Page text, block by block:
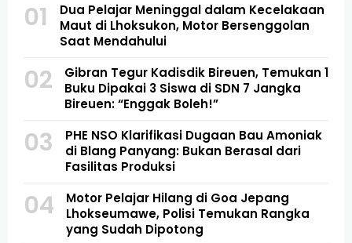
01
Dua Pelajar Meninggal dalam Kecelakaan
Maut di Lhoksukon, Motor Bersenggolan
Saat Mendahului
02
Gibran Tegur Kadisdik Bireuen, Temukan 1
Buku Dipakai 3 Siswa di SDN 7 Jangka
Bireuen: “Enggak Boleh!”
03
PHE NSO Klarifikasi Dugaan Bau Amoniak
di Blang Panyang: Bukan Berasal dari
Fasilitas Produksi
04
Motor Pelajar Hilang di Goa Jepang
Lhokseumawe, Polisi Temukan Rangka
yang Sudah Dipotong